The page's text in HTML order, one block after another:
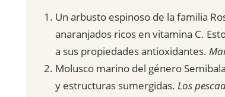
Un arbusto espinoso de la familia
anaranjados ricos en vitamina C.
a sus propiedades antioxidantes.
Molusco marino del género
y estructuras sumergidas. Los